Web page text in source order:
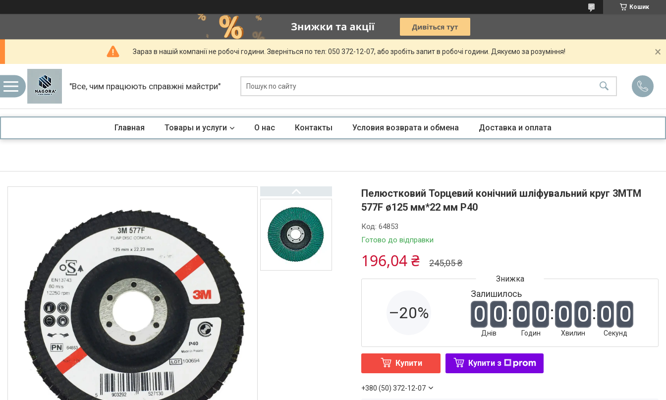
Кошик
Зараз в нашій компанії не робочі години. Зверніться по тел: 050 372-12-07, або зробіть запит в робочі години. Дякуємо за розуміння!
"Все, чим працюють справжні майстри"
Главная Товары и услуги О нас Контакты Условия возврата и обмена Доставка и оплата
Пелюстковий Торцевий конічний шліфувальний круг 3MTM
577F ø125 мм*22 мм Р40
Готово до відправки
Код:64853
245,05 ₴
196,04 ₴
–20%
Залишилось
0 0
Днів
0 0
Годин
0 0
Хвилин
0 0
Секунд
Купити Купити з
+380 (50) 372-12-07